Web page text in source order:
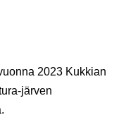
2023 Kukkian
järven